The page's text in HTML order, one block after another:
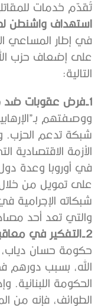
تُقدّم خدمات
استهداف واشنطن
في إطار المساعي
على إضعاف حزب الله
التالية:
1-فرض عقوبات ضد حزب الله:
شبكة تدعم الحزب.
الأزمة الاقتصادية
في أوروبا وعدة دول
على تمويل من خلال
شبكاته الإجرامية
والتي تعد أحد
2-التفكير في معاقبة حلفاء حزب الله المسيحيين:
حكومة حسان دياب،
الله، بسبب دورهم
الحكومة اللبنانية.
الطوائف، فإنه من